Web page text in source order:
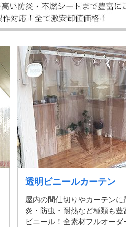
透明ビニールカーテン
屋内の間仕切りやカーテンに
炎・防虫・耐熱など種類も豊
ビニール！全素材フルオーダ